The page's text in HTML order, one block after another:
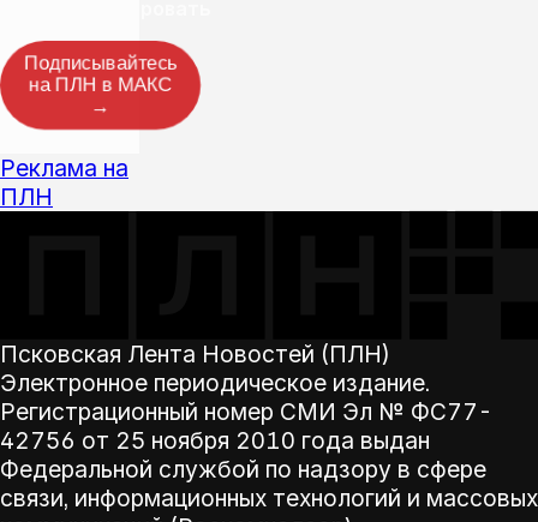
Подписывайтесь
на ПЛН в МАКС
→
Реклама на
ПЛН
Псковская Лента Новостей (ПЛН)
Электронное периодическое издание.
Регистрационный номер СМИ Эл № ФС77-
42756 от 25 ноября 2010 года выдан
Федеральной службой по надзору в сфере
связи, информационных технологий и массовых